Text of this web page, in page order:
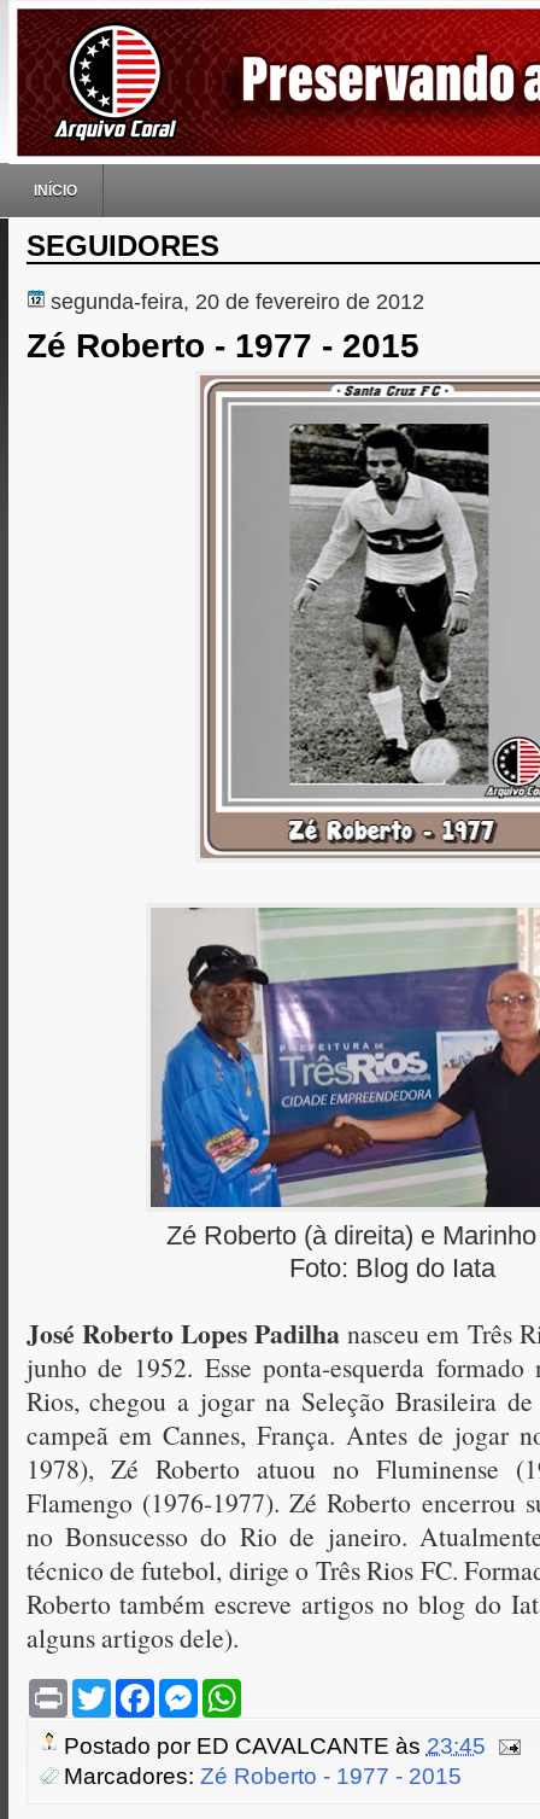
INÍCIO
SEGUIDORES
segunda-feira, 20 de fevereiro de 2012
Zé Roberto - 1977 - 2015
Zé Roberto (à direita) e
Foto: Blog do Iata
José Roberto Lopes Padilha nasceu em Três
junho de 1952. Esse ponta-esquerda
Rios, chegou a jogar na Seleção Brasileira
campeã em Cannes, França. Antes de jogar
1978), Zé Roberto atuou no Fluminense
Flamengo (1976-1977). Zé Roberto encerrou
no Bonsucesso do Rio de janeiro.
técnico de futebol, dirige o Três Rios FC.
Roberto também escreve artigos no blog do
alguns artigos dele).
P
n
t
T
w
t
e
F
e
b
o
M
s
e
n
W
t
s
A
Postado por ED CAVALCANTE às 23:45
Marcadores: Zé Roberto - 1977 - 2015